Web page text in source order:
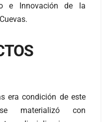
e Innovación de la
era condición de este
materializó con